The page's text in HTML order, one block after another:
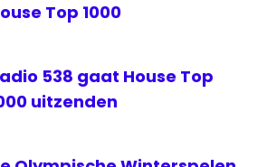
Top 1000
538 gaat House Top
uitzenden